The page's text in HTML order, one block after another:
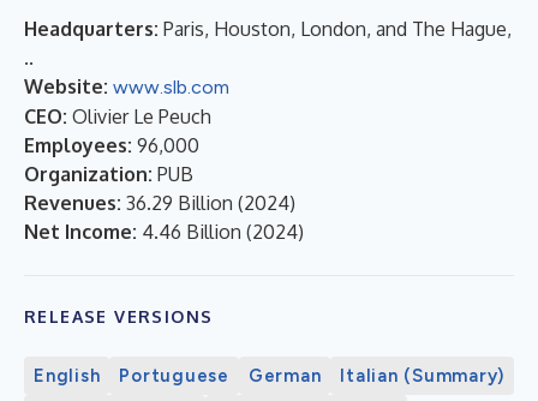
Headquarters: Paris, Houston, London, and The Hague,
..
Website: www.slb.com
CEO: Olivier Le Peuch
Employees: 96,000
Organization: PUB
Revenues: 36.29 Billion (2024)
Net Income: 4.46 Billion (2024)
RELEASE VERSIONS
English Portuguese German
Italian (Summary)